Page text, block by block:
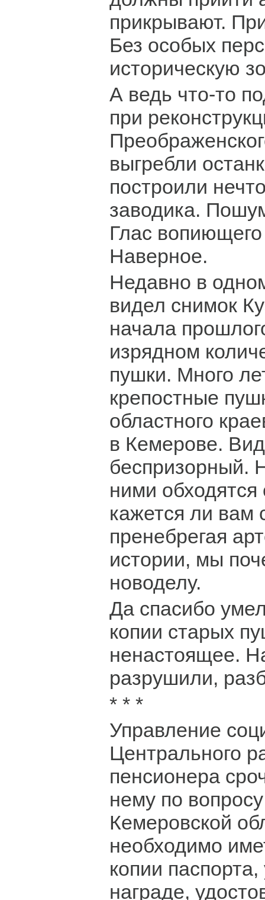
прикрывают.
Без особых
историческую
А ведь что-то
при
выгребли
построили
заводика.
Глас
Наверное.
Недавно в
видел снимок
начала
изрядном
пушки. Много
крепостные
областного
в Кемерове.
беспризорный.
ними
кажется ли вам
пренебрегая
истории, мы
новоделу.
Да спасибо
копии старых
ненастоящее.
разрушили,
* * *
Управление
Центрального
пенсионера
нему по
Кемеровской
необходимо
копии
награде,